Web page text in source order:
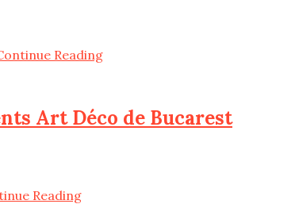
Reading
Art Déco de Bucarest
Reading